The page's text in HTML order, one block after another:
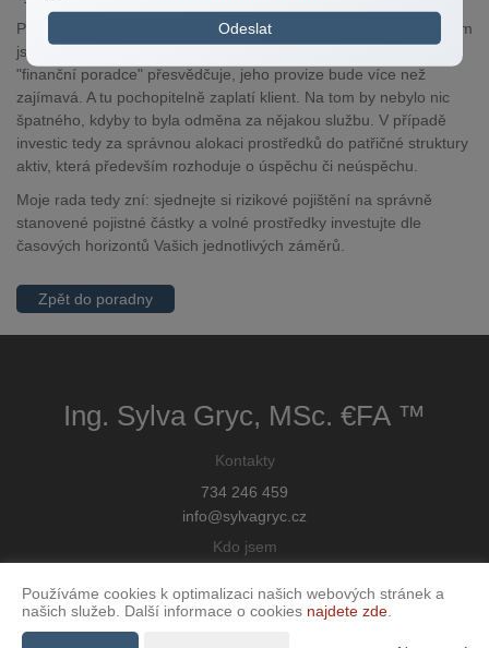
Pojištění v jakékoli formě není vhodný investiční nástroj. Důvodem
jsou vysoké náklady na sjednání a provoz. Proto Vás také
"finanční poradce" přesvědčuje, jeho provize bude více než
zajímavá. A tu pochopitelně zaplatí klient. Na tom by nebylo nic
špatného, kdyby to byla odměna za nějakou službu. V případě
investic tedy za správnou alokaci prostředků do patřičné struktury
aktiv, která především rozhoduje o úspěchu či neúspěchu.
Moje rada tedy zní: sjednejte si rizikové pojištění na správně
stanovené pojistné částky a volné prostředky investujte dle
časových horizontů Vašich jednotlivých záměrů.
Zpět do poradny
Ing. Sylva Gryc, MSc. €FA ™
Kontakty
734 246 459
info@sylvagryc.cz
Kdo jsem
Kontakt
Používáme cookies k optimalizaci našich webových stránek a
našich služeb. Další informace o cookies najdete zde
Odeslat